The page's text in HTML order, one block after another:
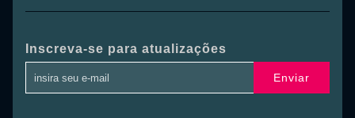
Inscreva-se para atualizações
Enviar